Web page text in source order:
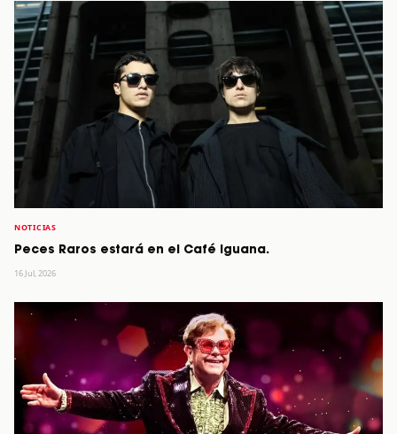
NOTICIAS
Peces Raros estará en el Café Iguana.
16 Jul, 2026